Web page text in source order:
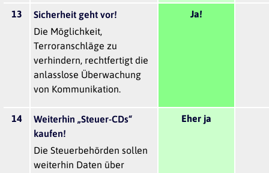
13
Sicherheit geht vor!
Die Möglichkeit,
Terroranschläge zu
verhindern, rechtfertigt die
anlasslose Überwachung
von Kommunikation.
Ja!
14
Weiterhin „Steuer-CDs“
kaufen!
Die Steuerbehörden sollen
weiterhin Daten über
Eher ja